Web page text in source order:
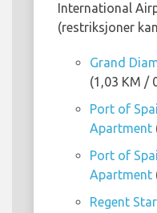
International
(restriksjoner
Grand
(1,03 KM /
Port of
Apartment
Port of
Apartment
Regent